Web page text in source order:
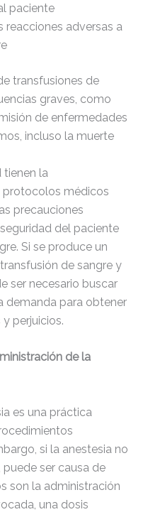
paciente
reacciones adversas a
transfusiones de
graves, como
de enfermedades
incluso la muerte
tienen la
protocolos médicos
precauciones
del paciente
Si se produce un
de sangre y
ser necesario buscar
demanda para obtener
perjuicios.
de la
es una práctica
si la anestesia no
ser causa de
son la administración
una dosis